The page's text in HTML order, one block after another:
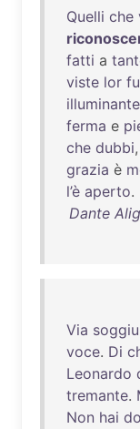
Quelli che
fatti a
viste lor
illuminante
ferma e
che dubbi,
grazia è
l’è aperto.
Dante
Via
voce. Di
Leonardo
tremante.
Non hai